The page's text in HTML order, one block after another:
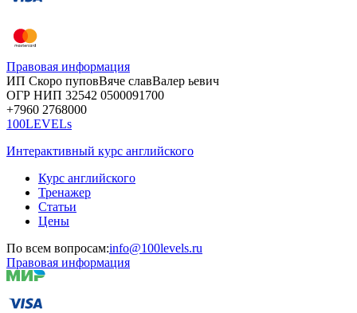
Правовая информация
ИП Скоро пуповВяче славВалер ьевич
ОГР НИП 32542 0500091700
+7960 2768000
100LEVELs
Интерактивный курс английского
Курс английского
Тренажер
Статьи
Цены
По всем вопросам:info@100levels.ru
Правовая информация